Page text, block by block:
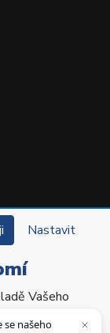
práva
Nastavit
Vašeho
a
našeho